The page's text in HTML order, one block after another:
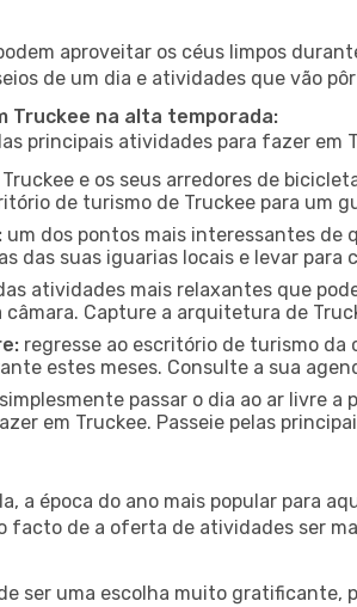
aproveitar os céus limpos
de um dia e atividades que vão
Truckee na alta temporada:
principais atividades para fazer em
e os seus arredores de
de turismo de Truckee para um
um dos pontos mais interessantes de
das suas iguarias locais e levar para
atividades mais relaxantes que
Capture a arquitetura de
regresse ao escritório de turismo
estes meses. Consulte a sua
simplesmente passar o dia ao ar livre
em Truckee. Passeie pelas
a época do ano mais popular para
facto de a oferta de atividades ser
ser uma escolha muito